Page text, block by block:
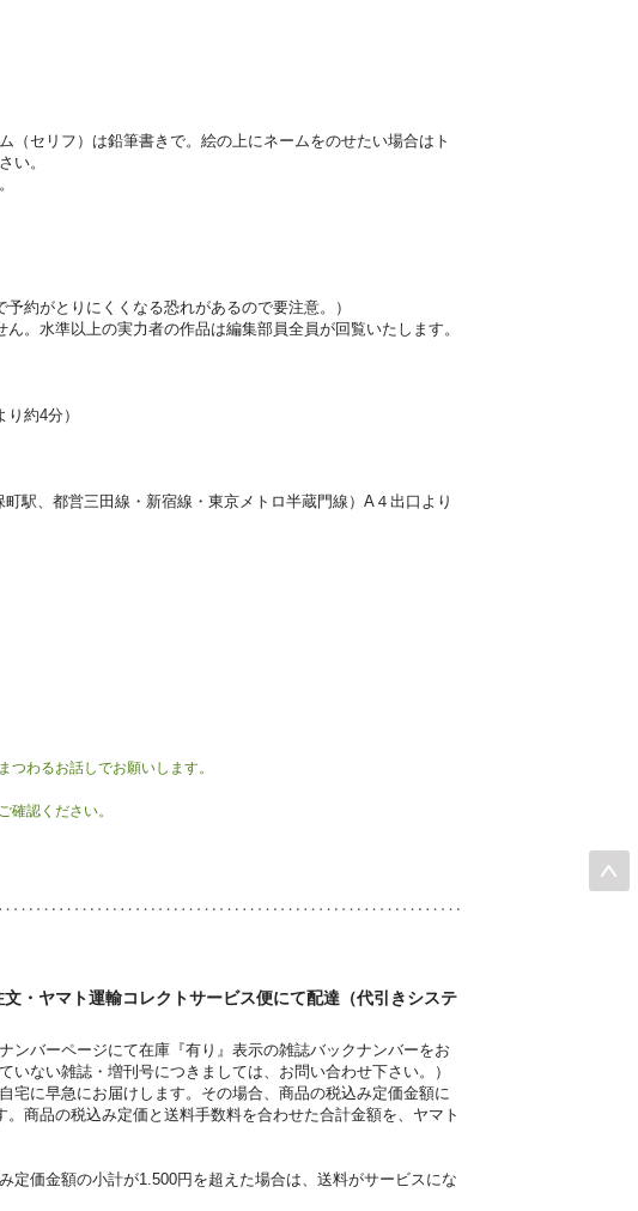
（セリフ）は鉛筆書きで。絵の上にネームをのせたい場合はト
い。
約がとりにくくなる恐れがあるので要注意。）
。水準以上の実力者の作品は編集部員全員が回覧いたします。
約4分）
、都営三田線・新宿線・東京メトロ半蔵門線）A４出口より
つわるお話しでお願いします。
確認ください。
・ヤマト運輸コレクトサービス便にて配達（代引きシステ
ンバーページにて在庫『有り』表示の雑誌バックナンバーをお
ない雑誌・増刊号につきましては、お問い合わせ下さい。）
宅に早急にお届けします。その場合、商品の税込み定価金額に
商品の税込み定価と送料手数料を合わせた合計金額を、ヤマト
定価金額の小計が1.500円を超えた場合は、送料がサービスにな